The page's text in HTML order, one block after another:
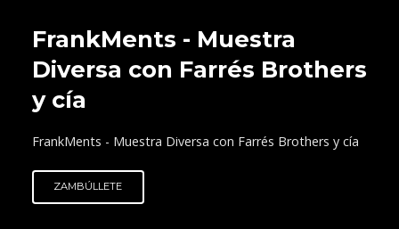
FrankMents - Muestra
Diversa con Farrés Brothers
y cía
FrankMents - Muestra Diversa con Farrés Brothers y cía
ZAMBÚLLETE